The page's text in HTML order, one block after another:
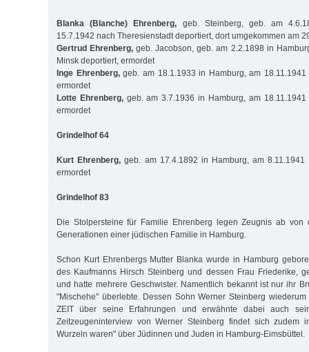
Blanka (Blanche) Ehrenberg, geb. Steinberg, geb. am
15.7.1942 nach Theresienstadt deportiert, dort umgekommen am
Gertrud Ehrenberg, geb. Jacobson, geb. am 2.2.1898 in
Minsk deportiert, ermordet
Inge Ehrenberg,geb. am 18.1.1933 in Hamburg, am 18.11.1941
ermordet
Lotte Ehrenberg,geb. am 3.7.1936 in Hamburg, am 18.11.1941
ermordet
Grindelhof 64
Kurt Ehrenberg, geb. am 17.4.1892 in Hamburg, am 8.11.1941
ermordet
Grindelhof 83
Die Stolpersteine für Familie Ehrenberg legen Zeugnis ab von
Generationen einer jüdischen Familie in Hamburg.
Schon Kurt Ehrenbergs Mutter Blanka wurde in Hamburg
des Kaufmanns Hirsch Steinberg und dessen Frau Friederike,
und hatte mehrere Geschwister. Namentlich bekannt ist nur ihr
"Mischehe" überlebte. Dessen Sohn Werner Steinberg
ZEIT über seine Erfahrungen und erwähnte dabei auch
Zeitzeugeninterview von Werner Steinberg findet sich zudem
Wurzeln waren" über Jüdinnen und Juden in Hamburg-Eimsbüttel.